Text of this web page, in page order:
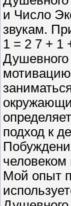
и Число
звукам.
1 = 2 7 + 1
Душевного
подход к
человеком
Мой опыт